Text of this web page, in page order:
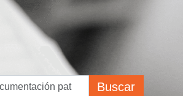
Buscar